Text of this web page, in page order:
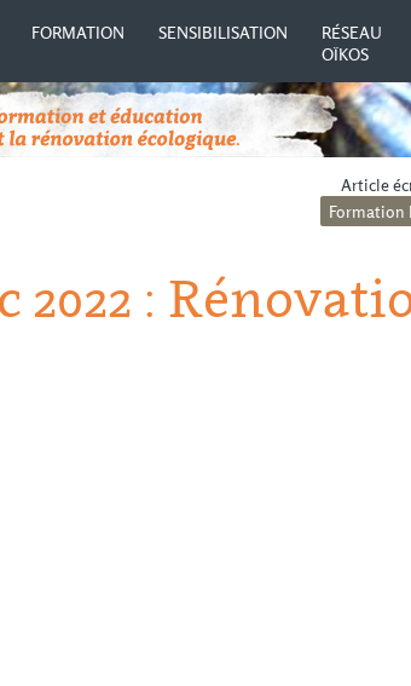
FORMATION SENSIBILISATION
RÉSEAU
OÏKOS
Article
Formation
: